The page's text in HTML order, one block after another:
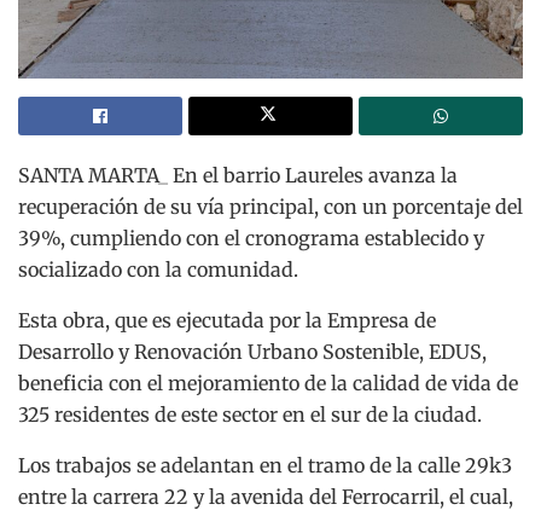
SANTA MARTA_ En el barrio Laureles avanza la
recuperación de su vía principal, con un porcentaje del
39%, cumpliendo con el cronograma establecido y
socializado con la comunidad.
Esta obra, que es ejecutada por la Empresa de
Desarrollo y Renovación Urbano Sostenible, EDUS,
beneficia con el mejoramiento de la calidad de vida de
325 residentes de este sector en el sur de la ciudad.
Los trabajos se adelantan en el tramo de la calle 29k3
entre la carrera 22 y la avenida del Ferrocarril, el cual,